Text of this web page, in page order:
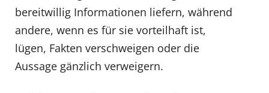
bereitwillig Informationen liefern, während
andere, wenn es für sie vorteilhaft ist,
lügen, Fakten verschweigen oder die
Aussage gänzlich verweigern.